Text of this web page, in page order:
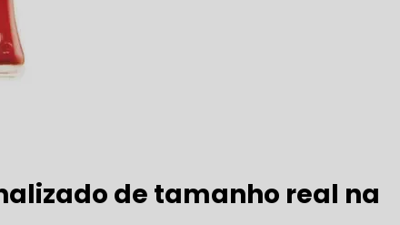
de tamanho real na